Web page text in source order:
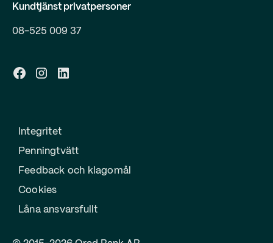
Kundtjänst privatpersoner
08-525 009 37
Integritet
Penningtvätt
Feedback och klagomål
Cookies
Låna ansvarsfullt